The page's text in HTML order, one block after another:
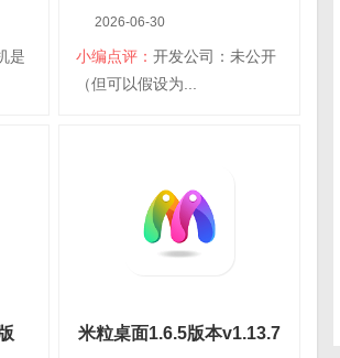
扫码立即下载
是
文
2026-06-30
小编点评： 开发公司：未公开
（但可以假设为...
分类：安卓桌面
语言：简体中文
查看详情
米粒桌面1.6.5版本v1.13.7